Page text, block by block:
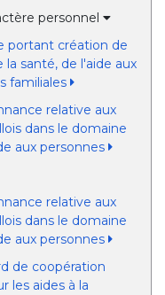
personnel
portant création de
santé, de l'aide aux
familiales
relative aux
dans le domaine
aux personnes
relative aux
dans le domaine
aux personnes
de coopération
les aides à la